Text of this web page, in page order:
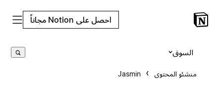
احصل على Notion مجاناً
منشئو المحتوى Jasmin